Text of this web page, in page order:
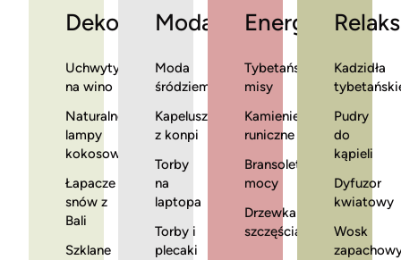
Dekoracje
Uchwyty
na wino
Naturalne
lampy
kokosowe
Łapacze
snów z
Bali
Szklane
Moda
Moda
śródziemnomorska
Kapelusze
z konpi
Torby
na
laptopa
Torby i
plecaki
Energia
Tybetańskie
misy
Kamienie
runiczne
Bransoletki
mocy
Drzewka
szczęścia
Relaks
Kadzidła
Pudry
do
kąpieli
Dyfuzor
kwiatowy
Wosk